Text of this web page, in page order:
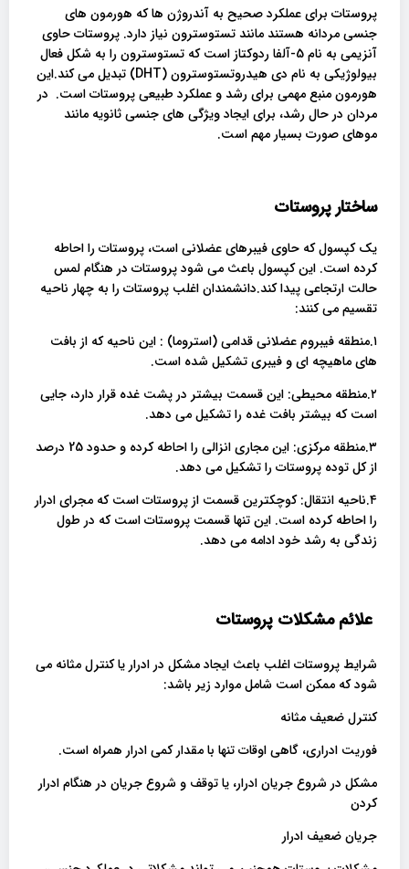
پروستات برای عملکرد صحیح به آندروژن ها که هورمون های
جنسی مردانه هستند مانند تستوسترون نیاز دارد. پروستات حاوی
آنزیمی به نام 5-آلفا ردوکتاز است که تستوسترون را به شکل فعال
بیولوژیکی به نام دی هیدروتستوسترون (DHT) تبدیل می کند.این
هورمون منبع مهمی برای رشد و عملکرد طبیعی پروستات است. در
مردان در حال رشد، برای ایجاد ویژگی های جنسی ثانویه مانند
موهای صورت بسیار مهم است.
ساختار پروستات
یک کپسول که حاوی فیبرهای عضلانی است، پروستات را احاطه
کرده است. این کپسول باعث می شود پروستات در هنگام لمس
حالت ارتجاعی پیدا کند.دانشمندان اغلب پروستات را به چهار ناحیه
تقسیم می کنند:
۱.منطقه فیبروم عضلانی قدامی (استروما) : این ناحیه که از بافت
های ماهیچه ای و فیبری تشکیل شده است.
۲.منطقه محیطی: این قسمت بیشتر در پشت غده قرار دارد، جایی
است که بیشتر بافت غده را تشکیل می دهد.
۳.منطقه مرکزی: این مجاری انزالی را احاطه کرده و حدود 25 درصد
از کل توده پروستات را تشکیل می دهد.
۴.ناحیه انتقال: کوچکترین قسمت از پروستات است که مجرای ادرار
را احاطه کرده است. این تنها قسمت پروستات است که در طول
زندگی به رشد خود ادامه می دهد.
علائم مشکلات پروستات
شرایط پروستات اغلب باعث ایجاد مشکل در ادرار یا کنترل مثانه می
شود که ممکن است شامل موارد زیر باشد:
کنترل ضعیف مثانه
فوریت ادراری، گاهی اوقات تنها با مقدار کمی ادرار همراه است.
مشکل در شروع جریان ادرار، یا توقف و شروع جریان در هنگام ادرار
کردن
جریان ضعیف ادرار